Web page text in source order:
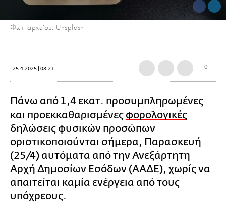
Φωτ. αρχείου: Unsplash
25.4.2025 | 08:21 0
Πάνω από 1,4 εκατ. προσυμπληρωμένες
και προεκκαθαρισμένες φορολογικές
δηλώσεις φυσικών προσώπων
οριστικοποιούνται σήμερα, Παρασκευή
(25/4) αυτόματα από την Ανεξάρτητη
Αρχή Δημοσίων Εσόδων (ΑΑΔΕ), χωρίς να
απαιτείται καμία ενέργεια από τους
υπόχρεους.